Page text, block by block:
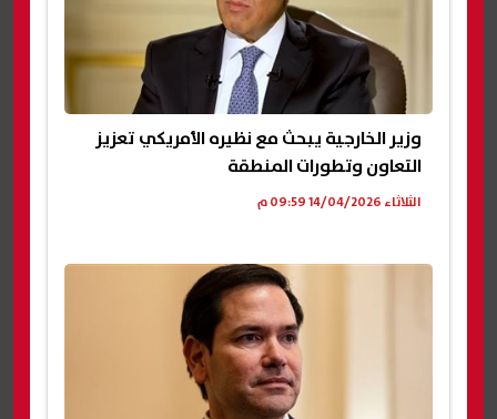
وزير الخارجية يبحث مع نظيره الأمريكي تعزيز
التعاون وتطورات المنطقة
الثلاثاء 14/04/2026 09:59 م